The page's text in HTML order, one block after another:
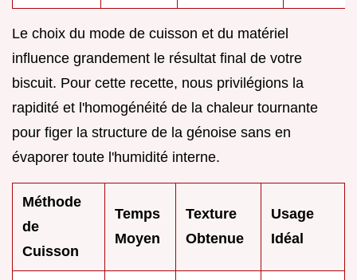
Le choix du mode de cuisson et du matériel
influence grandement le résultat final de votre
biscuit. Pour cette recette, nous privilégions la
rapidité et l'homogénéité de la chaleur tournante
pour figer la structure de la génoise sans en
évaporer toute l'humidité interne.
Méthode
de
Cuisson
Temps
Moyen
Texture
Obtenue
Usage
Idéal